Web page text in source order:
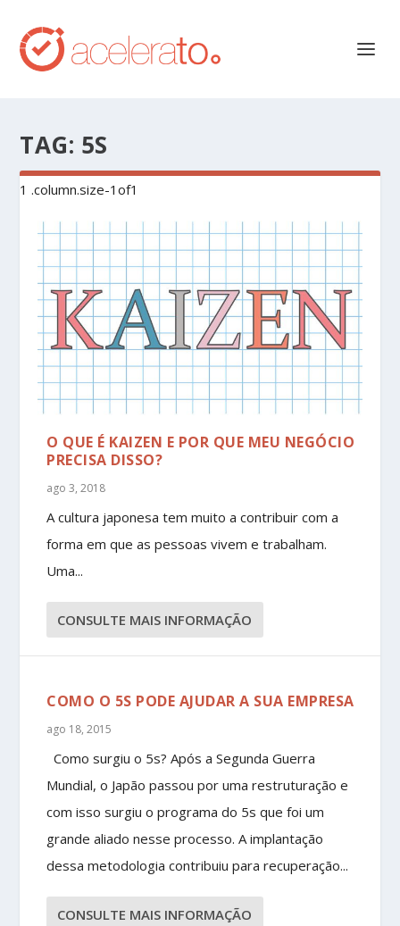
TAG: 5S
O QUE É KAIZEN E POR QUE MEU NEGÓCIO
PRECISA DISSO?
ago 3, 2018
A cultura japonesa tem muito a contribuir com a
forma em que as pessoas vivem e trabalham.
Uma...
CONSULTE MAIS INFORMAÇÃO
COMO O 5S PODE AJUDAR A SUA EMPRESA
ago 18, 2015
Como surgiu o 5s? Após a Segunda Guerra
Mundial, o Japão passou por uma restruturação e
com isso surgiu o programa do 5s que foi um
grande aliado nesse processo. A implantação
dessa metodologia contribuiu para recuperação...
CONSULTE MAIS INFORMAÇÃO